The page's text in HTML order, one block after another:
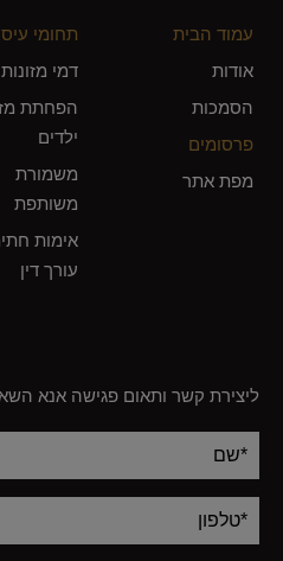
עמוד הבית
אודות
הסמכות
פרסומים
מפת אתר
תחומי
דמי מזונות
הפחתת
ילדים
משמורת
משותפת
אימות
עורך דין
ליצירת קשר ותאום פגישה אנא